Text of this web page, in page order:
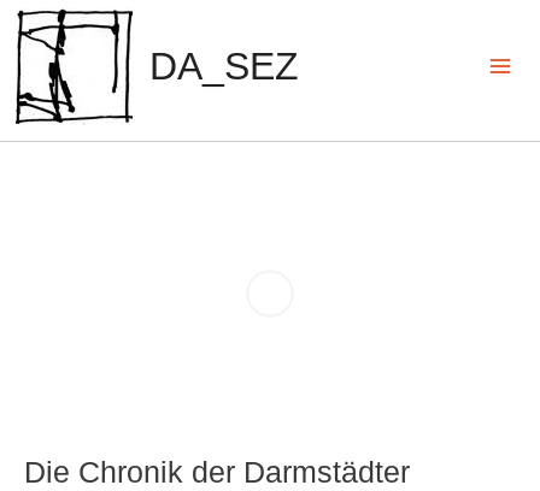
Zum
Inhalt
springen
DA_SEZ
Die Chronik der Darmstädter